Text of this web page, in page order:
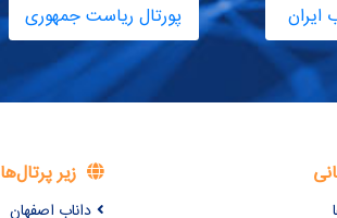
پورتال ریاست جمهوری
زیر پرتال‌ها
داناب اصفهان